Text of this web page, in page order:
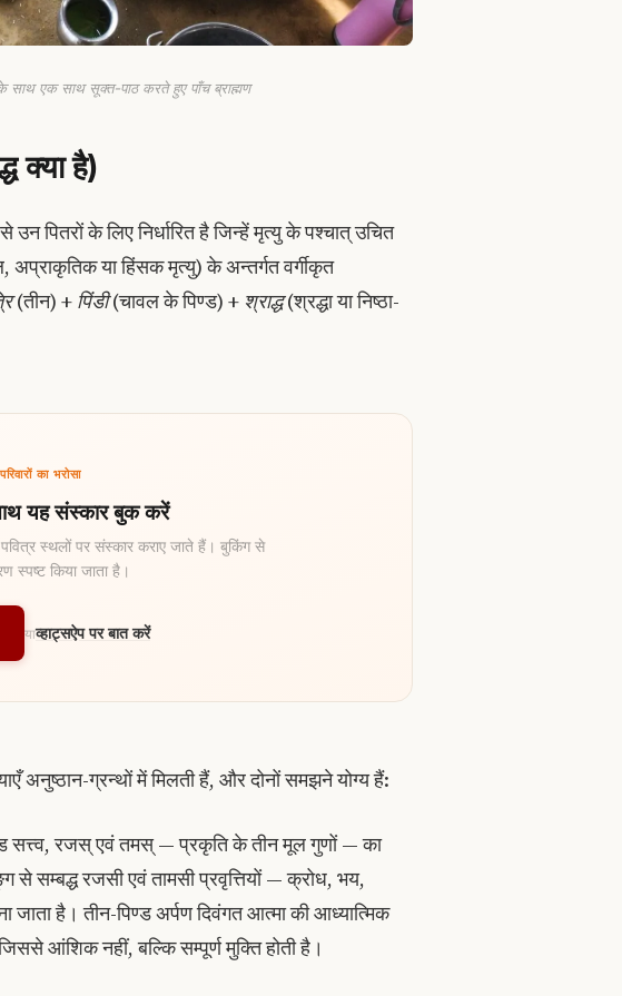
के साथ एक साथ सूक्त-पाठ करते हुए पाँच ब्राह्मण
क्या है)
उन पितरों के लिए निर्धारित है जिन्हें मृत्यु के पश्चात् उचित
या हिंसक मृत्यु) के अन्तर्गत वर्गीकृत
(तीन) + पिंडी(चावल के पिण्ड) + श्राद्ध(श्रद्धा या निष्ठा-
का भरोसा
यह संस्कार बुक करें
पवित्र स्थलों पर संस्कार कराए जाते हैं। बुकिंग से
स्पष्ट किया जाता है।
याव्हाट्सऐप पर बात करें
अनुष्ठान-ग्रन्थों में मिलती हैं, और दोनों समझने योग्य हैं:
सत्त्व, रजस् एवं तमस् — प्रकृति के तीन मूल गुणों — का
से सम्बद्ध रजसी एवं तामसी प्रवृत्तियों — क्रोध, भय,
है। तीन-पिण्ड अर्पण दिवंगत आत्मा की आध्यात्मिक
आंशिक नहीं, बल्कि सम्पूर्ण मुक्ति होती है।